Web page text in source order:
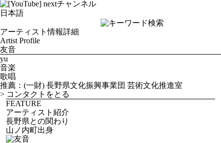
アーティスト情報詳細
Artist Profile
友音
yu
音楽
歌唱
推薦：(一財) 長野県文化振興事業団 芸術文化推進室
> コンタクトをとる
FEATURE
アーティスト紹介
長野県との関わり
山ノ内町出身